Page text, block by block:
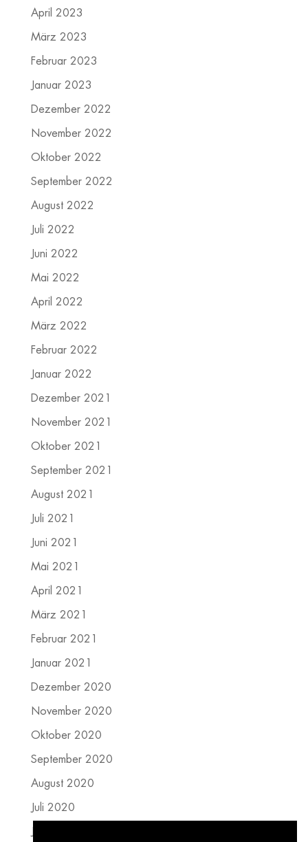
April 2023
März 2023
Februar 2023
Januar 2023
Dezember 2022
November 2022
Oktober 2022
September 2022
August 2022
Juli 2022
Juni 2022
Mai 2022
April 2022
März 2022
Februar 2022
Januar 2022
Dezember 2021
November 2021
Oktober 2021
September 2021
August 2021
Juli 2021
Juni 2021
Mai 2021
April 2021
März 2021
Februar 2021
Januar 2021
Dezember 2020
November 2020
Oktober 2020
September 2020
August 2020
Juli 2020